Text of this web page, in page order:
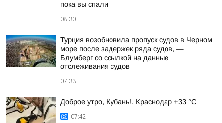
пока вы спали
08:30
Турция возобновила пропуск судов в Черном
море после задержек ряда судов, —
Блумберг со ссылкой на данные
отслеживания судов
07:33
Доброе утро, Кубань!. Краснодар +33 °С
07:42